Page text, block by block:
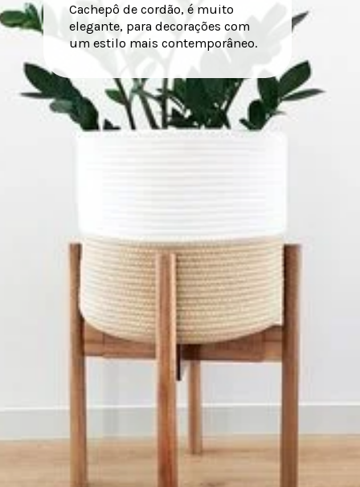
Cachepô de cordão, é muito
elegante, para decorações com
um estilo mais contemporâneo.